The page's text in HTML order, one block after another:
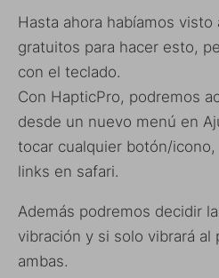
Hasta ahora habíamos
gratuitos para hacer esto,
con el teclado.
Con HapticPro, podremos
desde un nuevo menú en
tocar cualquier botón/
links en safari.
Además podremos decidir
vibración y si solo vibrará al
ambas.